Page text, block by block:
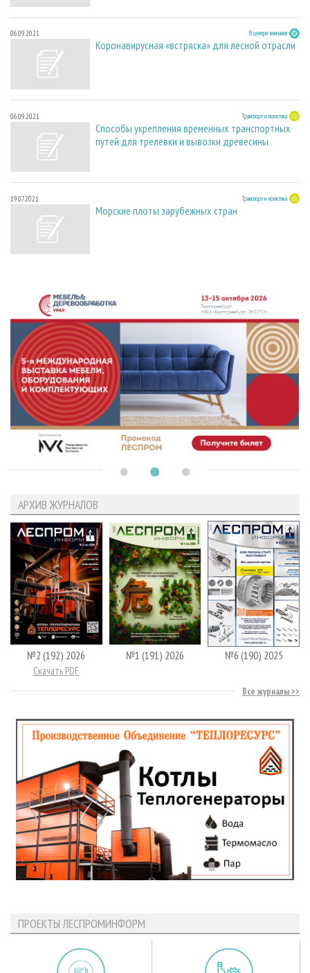
06.09.2021 В центре внимания
Коронавирусная «встряска» для лесной отрасли
06.09.2021 Транспорт и логистика
Способы укрепления временных транспортных
путей для трелевки и вывозки древесины
19.07.2021 Транспорт и логистика
Морские плоты зарубежных стран
АРХИВ ЖУРНАЛОВ
№2 (192) 2026
Скачать PDF
№1 (191) 2026 №6 (190) 2025
Все журналы
ПРОЕКТЫ ЛЕСПРОМИНФОРМ